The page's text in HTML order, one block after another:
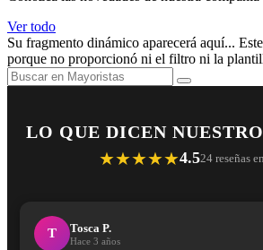
Ver todo
Su fragmento dinámico aparecerá aquí...
porque no proporcionó ni el filtro ni la
LO QUE DICEN
★★★★★4.524 reseñas
T Tosca P.
Hace 3 años